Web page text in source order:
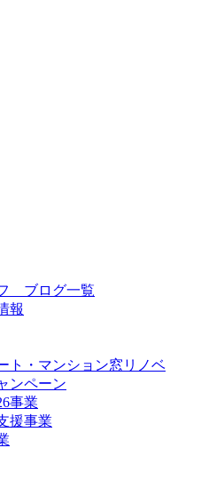
ブログ一覧
報
ト・マンション窓リノベ
ンペーン
事業
援事業